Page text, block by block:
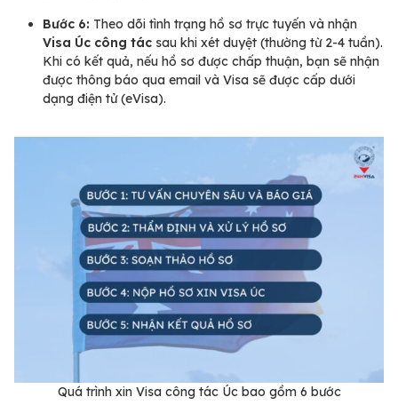
Bước 6: Theo dõi tình trạng hồ sơ trực tuyến và nhận
Visa Úc công tác sau khi xét duyệt (thường từ 2-4 tuần).
Khi có kết quả, nếu hồ sơ được chấp thuận, bạn sẽ nhận
được thông báo qua email và Visa sẽ được cấp dưới
dạng điện tử (eVisa).
Quá trình xin Visa công tác Úc bao gồm 6 bước